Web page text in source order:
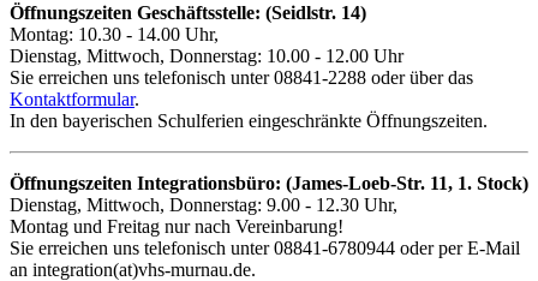
Öffnungszeiten Geschäftsstelle: (Seidlstr. 14)
Montag: 10.30 - 14.00 Uhr,
Dienstag, Mittwoch, Donnerstag: 10.00 - 12.00 Uhr
Sie erreichen uns telefonisch unter 08841-2288 oder über das
Kontaktformular.
In den bayerischen Schulferien eingeschränkte Öffnungszeiten.
Öffnungszeiten Integrationsbüro: (James-Loeb-Str. 11, 1. Stock)
Dienstag, Mittwoch, Donnerstag: 9.00 - 12.30 Uhr,
Montag und Freitag nur nach Vereinbarung!
Sie erreichen uns telefonisch unter 08841-6780944 oder per E-Mail
an integration(at)vhs-murnau.de.